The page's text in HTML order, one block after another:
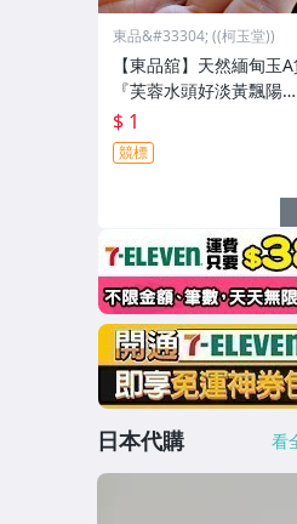
東品&#33304; ((柯玉堂))
【東品舘】天然緬甸玉
『芙蓉水頭好淡黃飄陽
綠』橢圓翡翠玉鐲#16.5(5
2.1*47.2mm)@81044 一
元起標
$ 1
競標
日本代購 看